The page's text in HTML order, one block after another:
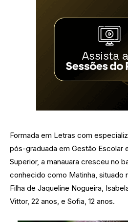
Formada em Letras com
pós-graduada em Gestão Escolar
Superior, a manauara cresceu no
conhecido como Matinha, situado
Filha de Jaqueline Nogueira,
Vittor, 22 anos, e Sofia, 12 anos.